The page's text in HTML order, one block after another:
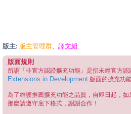
版主: 版主管理群、 譯文組
版面規則
所謂「非官方認證擴充功能」是指未經官方認
Extensions in Development 版面的擴充功能
為了維護推薦擴充功能之品質，自即日起，如
那麼請遵守底下格式，謝謝合作！